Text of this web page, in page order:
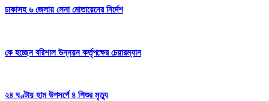
ঢাকাসহ ৬ জেলায় সেনা মোতায়েনের নির্দেশ
কে হচ্ছেন বরিশাল উন্নয়ন কর্তৃপক্ষের চেয়ারম্যান
২৪ ঘণ্টায় হাম উপসর্গে ৪ শিশুর মৃত্যু